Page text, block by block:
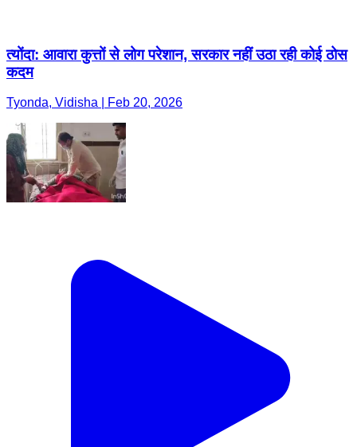
त्योंदा: आवारा कुत्तों से लोग परेशान, सरकार नहीं उठा रही कोई ठोस
कदम
Tyonda, Vidisha | Feb 20, 2026